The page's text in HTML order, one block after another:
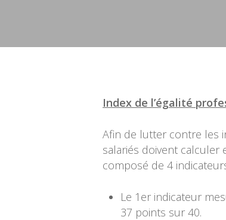
Index de l’égalité
Afin de lutter contre les
salariés doivent calculer
composé de 4
Le 1er indicateur
37 points sur 40.